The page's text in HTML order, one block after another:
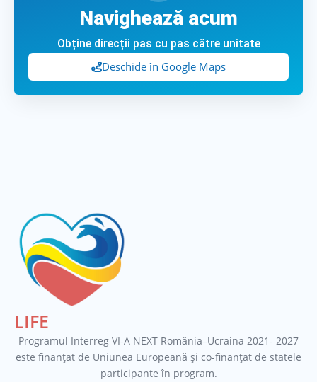
Navighează acum
Obține direcții pas cu pas către unitate
Deschide în Google Maps
LIFE
Programul Interreg VI-A NEXT România–Ucraina 2021- 2027
este finanțat de Uniunea Europeană şi co-finanţat de statele
participante în program.